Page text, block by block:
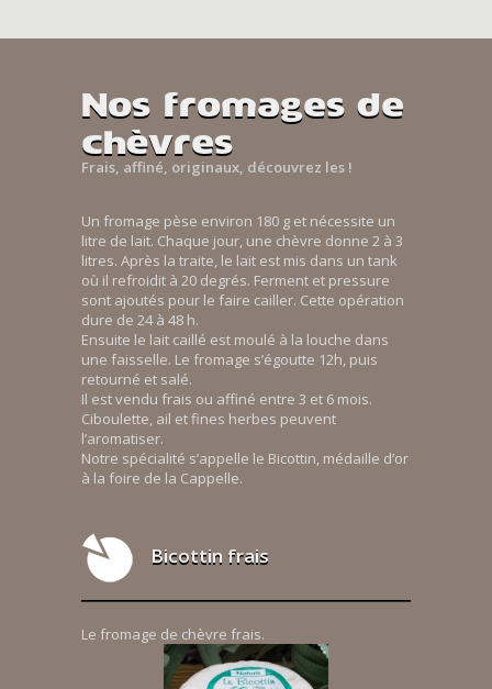
Nos fromages de
chèvres
Frais, affiné, originaux, découvrez les !
Un fromage pèse environ 180 g et nécessite un
litre de lait. Chaque jour, une chèvre donne 2 à 3
litres. Après la traite, le lait est mis dans un tank
où il refroidit à 20 degrés. Ferment et pressure
sont ajoutés pour le faire cailler. Cette opération
dure de 24 à 48 h.
Ensuite le lait caillé est moulé à la louche dans
une faisselle. Le fromage s’égoutte 12h, puis
retourné et salé.
Il est vendu frais ou affiné entre 3 et 6 mois.
Ciboulette, ail et fines herbes peuvent
l’aromatiser.
Notre spécialité s’appelle le Bicottin, médaille d’or
à la foire de la Cappelle.
Bicottin frais
Le fromage de chèvre frais.